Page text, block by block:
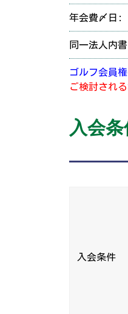
年会費〆日:
同一法人内書
ゴルフ会員
ご検討され
入会
入会条件